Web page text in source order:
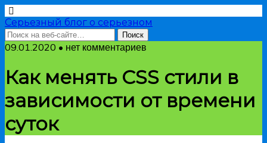
Серьезный блог о серьезном
09.01.2020 • нет комментариев
Как менять CSS стили в
зависимости от времени
суток